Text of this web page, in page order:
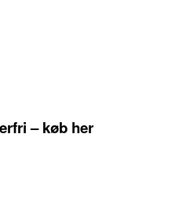
– køb her